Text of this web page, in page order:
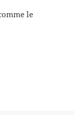
le